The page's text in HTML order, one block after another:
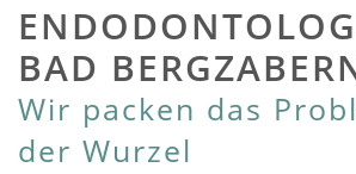
BAD
Wir packen das
der Wurzel